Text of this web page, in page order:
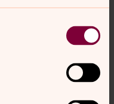
du har.
sidans